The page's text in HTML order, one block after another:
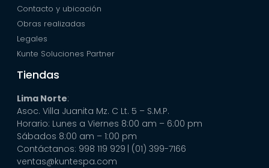
Contacto y ubicación
Obras realizadas
Legales
Kunte Soluciones Partner
Tiendas
Lima Norte:
Asoc. Villa Juanita Mz. C Lt. 5 – S.M.P.
Horario: Lunes a Viernes 8:00 am – 6:00 pm
Sábados 8:00 am – 1:00 pm
Contáctanos: 998 119 929 | (01) 399-7166
ventas@kuntespa.com